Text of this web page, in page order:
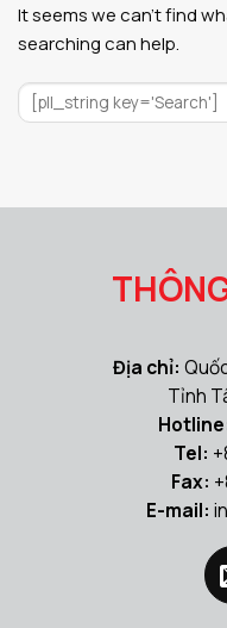
It seems we can’t find
searching can help.
Địa chỉ:
Tỉnh
Tel:
Fax:
E-mail: